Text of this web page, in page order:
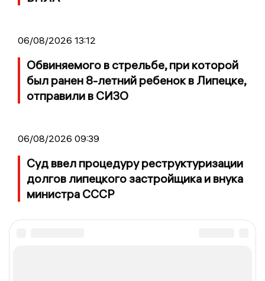
06/08/2026 13:12
Обвиняемого в стрельбе, при которой
был ранен 8-летний ребенок в Липецке,
отправили в СИЗО
06/08/2026 09:39
Суд ввел процедуру реструктуризации
долгов липецкого застройщика и внука
министра СССР